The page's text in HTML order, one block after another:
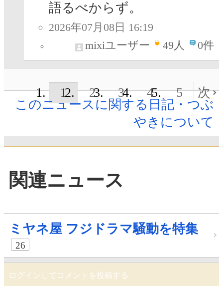
語るべからず。
2026年07月08日 16:19
mixiユーザー
49人 0件
1 2 3 4 5
次
このニュースに関する日記・つぶ
やきについて
関連ニュース
ミヤネ屋 フジドラマ騒動を特集
26
ログインしてコメントを投稿する